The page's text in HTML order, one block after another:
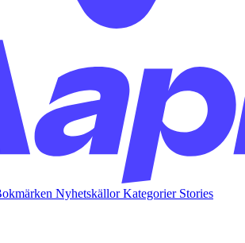
NyhetskällorKategorier Stories